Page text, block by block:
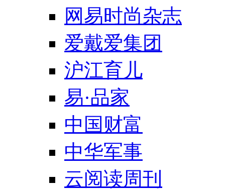
网易时尚杂志
爱戴爱集团
沪江育儿
易·品家
中国财富
中华军事
云阅读周刊